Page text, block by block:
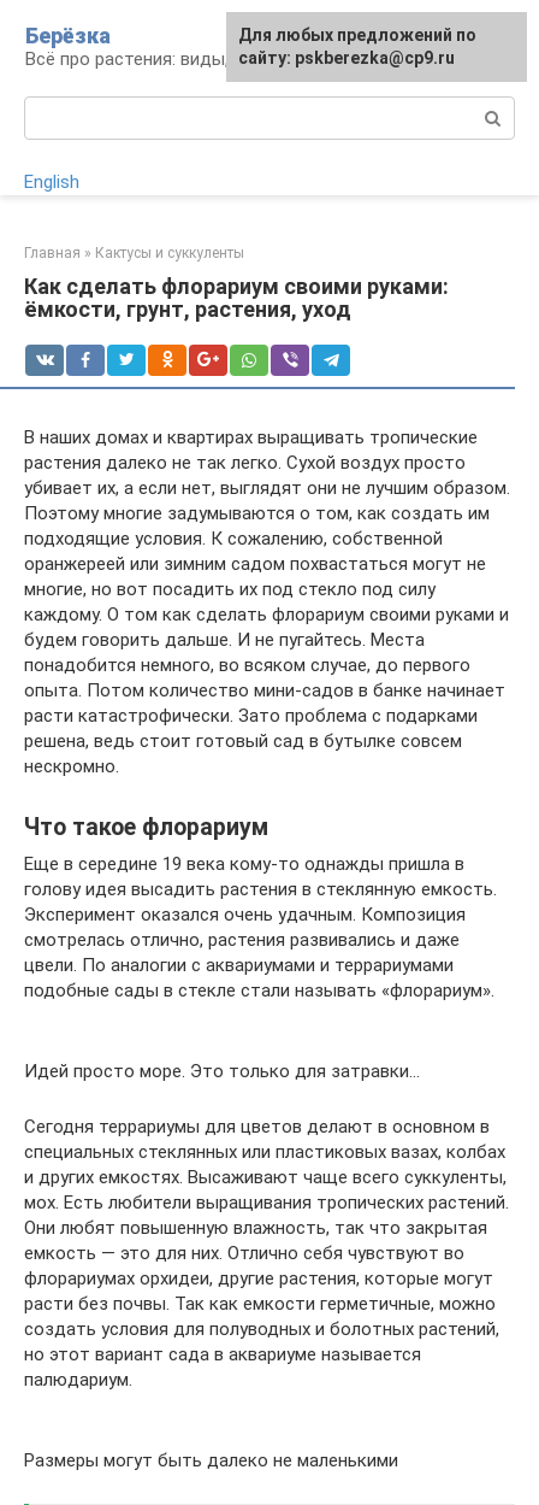
контенту
Берёзка
Всё про растения: виды, выращивание, уход
English
Главная » Кактусы и суккуленты
Как сделать флорариум своими руками:
ёмкости, грунт, растения, уход
В наших домах и квартирах выращивать тропические
растения далеко не так легко. Сухой воздух просто
убивает их, а если нет, выглядят они не лучшим образом.
Поэтому многие задумываются о том, как создать им
подходящие условия. К сожалению, собственной
оранжереей или зимним садом похвастаться могут не
многие, но вот посадить их под стекло под силу
каждому. О том как сделать флорариум своими руками и
будем говорить дальше. И не пугайтесь. Места
понадобится немного, во всяком случае, до первого
опыта. Потом количество мини-садов в банке начинает
расти катастрофически. Зато проблема с подарками
решена, ведь стоит готовый сад в бутылке совсем
нескромно.
Что такое флорариум
Еще в середине 19 века кому-то однажды пришла в
голову идея высадить растения в стеклянную емкость.
Эксперимент оказался очень удачным. Композиция
смотрелась отлично, растения развивались и даже
цвели. По аналогии с аквариумами и террариумами
подобные сады в стекле стали называть «флорариум».
Идей просто море. Это только для затравки…
Сегодня террариумы для цветов делают в основном в
специальных стеклянных или пластиковых вазах, колбах
и других емкостях. Высаживают чаще всего суккуленты,
мох. Есть любители выращивания тропических растений.
Они любят повышенную влажность, так что закрытая
емкость — это для них. Отлично себя чувствуют во
флорариумах орхидеи, другие растения, которые могут
расти без почвы. Так как емкости герметичные, можно
создать условия для полуводных и болотных растений,
но этот вариант сада в аквариуме называется
палюдариум.
Размеры могут быть далеко не маленькими
Для любых предложений по
сайту: pskberezka@cp9.ru